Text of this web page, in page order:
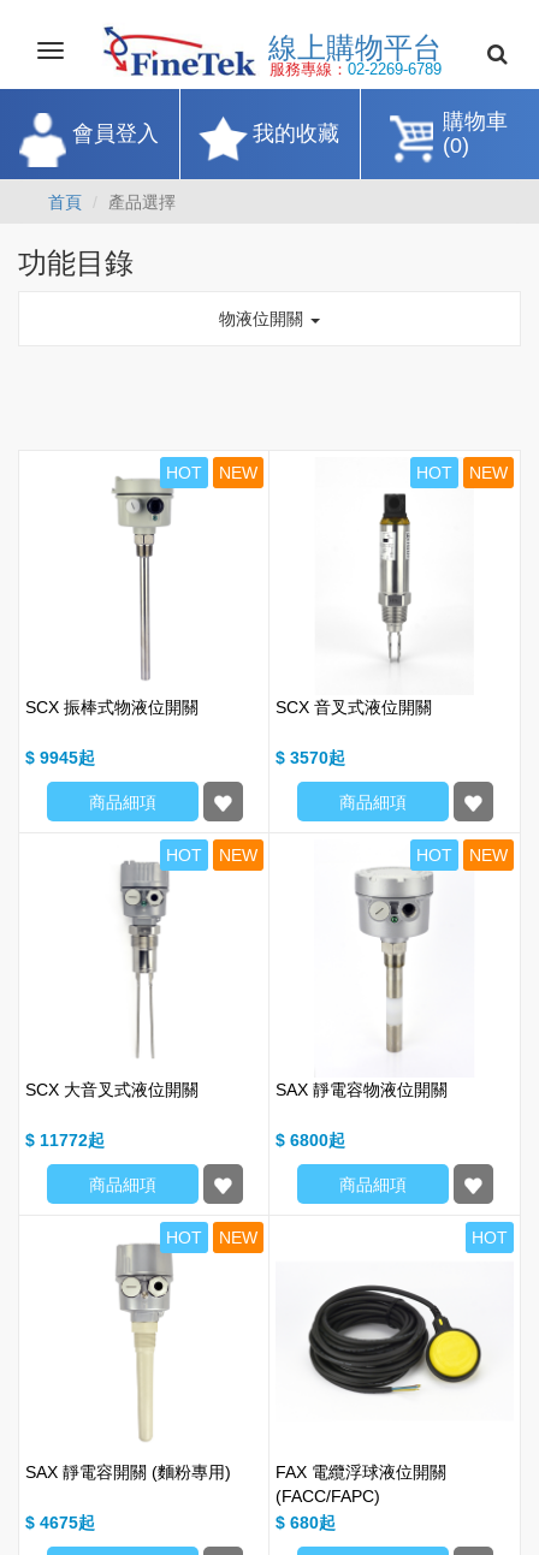
Toggle
navigation
線上購物平
服務專線：02-2269-
購物車
(0)
我的收藏
會員登入
首頁 產品選擇
功能目錄
物液位開關
HOT NEW
SCX 振棒式物液位開關
$ 9945
商品細項
HOT NEW
SCX 音叉式液位開關
$ 3570
商品細項
HOT NEW
SCX 大音叉式液位開關
$ 11772
商品細項
HOT NEW
SAX 靜電容物液位開關
$ 6800
商品細項
HOT NEW
SAX 靜電容開關 (麵粉專用)
$ 4675
HOT
FAX 電纜浮球液位開關
(FACC/FAPC)
$ 680